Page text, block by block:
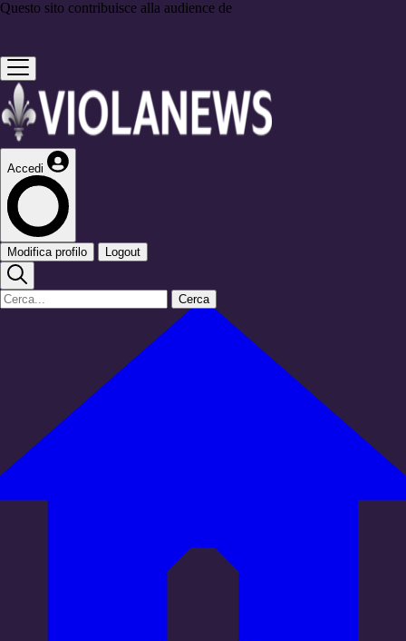
Questo sito contribuisce alla audience de
Accedi
Modifica profilo Logout
Cerca